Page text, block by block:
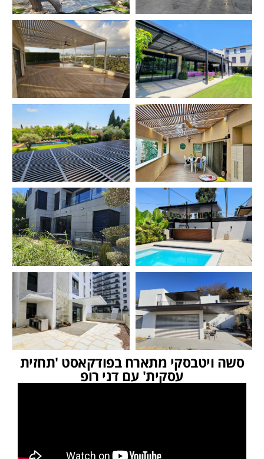
סשה ויטבסקי מתארח בפודקאסט 'תחזית
עסקית' עם דני רופ